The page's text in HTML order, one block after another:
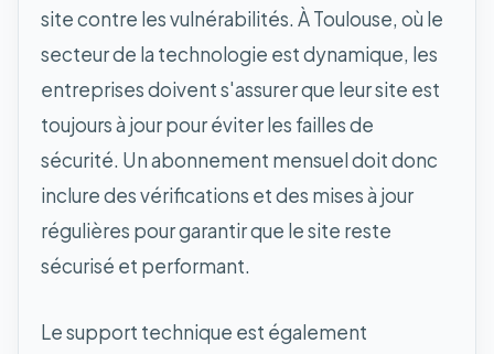
site contre les vulnérabilités. À Toulouse, où le
secteur de la technologie est dynamique, les
entreprises doivent s'assurer que leur site est
toujours à jour pour éviter les failles de
sécurité. Un abonnement mensuel doit donc
inclure des vérifications et des mises à jour
régulières pour garantir que le site reste
sécurisé et performant.
Le support technique est également